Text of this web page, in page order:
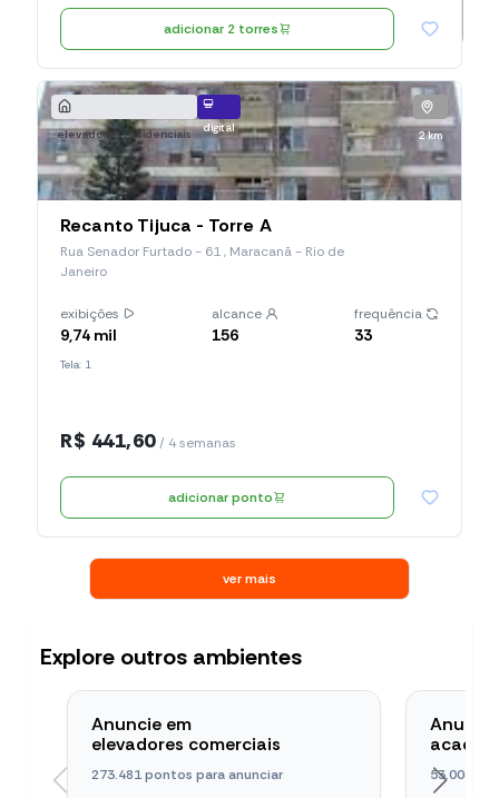
adicionar 2 torres
elevadores residenciais digital
2 km
Recanto Tijuca - Torre A
Rua Senador Furtado - 61 , Maracanã - Rio de
Janeiro
exibições
9,74 mil
alcance
156
frequência
33
Tela: 1
R$ 441,60/ 4 semanas
adicionar ponto
ver mais
Explore outros ambientes
Anuncie em
elevadores comerciais
273.481 pontos para anunciar
53.008